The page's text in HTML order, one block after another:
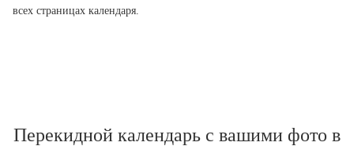
всех страницах календаря.
Перекидной календарь с вашими фото в